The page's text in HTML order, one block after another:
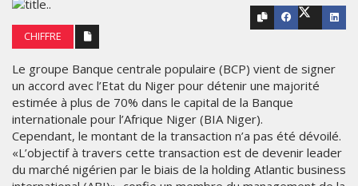
CHIFFRE
Le groupe Banque centrale populaire (BCP) vient de signer
un accord avec l’Etat du Niger pour détenir une majorité
estimée à plus de 70% dans le capital de la Banque
internationale pour l’Afrique Niger (BIA Niger).
Cependant, le montant de la transaction n’a pas été dévoilé.
«L’objectif à travers cette transaction est de devenir leader
du marché nigérien par le biais de la holding Atlantic business